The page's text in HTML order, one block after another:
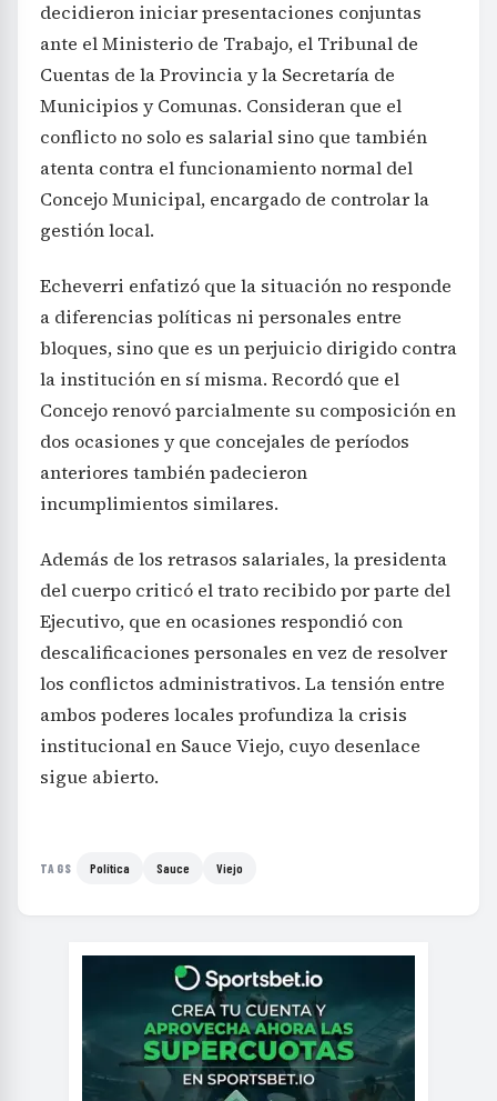
decidieron iniciar presentaciones conjuntas
ante el Ministerio de Trabajo, el Tribunal de
Cuentas de la Provincia y la Secretaría de
Municipios y Comunas. Consideran que el
conflicto no solo es salarial sino que también
atenta contra el funcionamiento normal del
Concejo Municipal, encargado de controlar la
gestión local.
Echeverri enfatizó que la situación no responde
a diferencias políticas ni personales entre
bloques, sino que es un perjuicio dirigido contra
la institución en sí misma. Recordó que el
Concejo renovó parcialmente su composición en
dos ocasiones y que concejales de períodos
anteriores también padecieron
incumplimientos similares.
Además de los retrasos salariales, la presidenta
del cuerpo criticó el trato recibido por parte del
Ejecutivo, que en ocasiones respondió con
descalificaciones personales en vez de resolver
los conflictos administrativos. La tensión entre
ambos poderes locales profundiza la crisis
institucional en Sauce Viejo, cuyo desenlace
sigue abierto.
TAGS Política Sauce Viejo